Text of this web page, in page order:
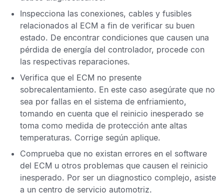
Inspecciona las conexiones, cables y fusibles
relacionados al ECM a fin de verificar su buen
estado. De encontrar condiciones que causen una
pérdida de energía del controlador, procede con
las respectivas reparaciones.
Verifica que el ECM no presente
sobrecalentamiento. En este caso asegúrate que no
sea por fallas en el sistema de enfriamiento,
tomando en cuenta que el reinicio inesperado se
toma como medida de protección ante altas
temperaturas. Corrige según aplique.
Comprueba que no existan errores en el software
del ECM u otros problemas que causen el reinicio
inesperado. Por ser un diagnostico complejo, asiste
a un centro de servicio automotriz.